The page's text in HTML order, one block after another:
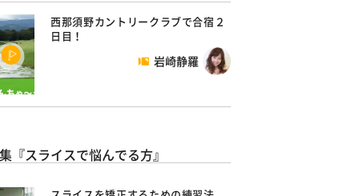
西那須野カントリークラブで合宿２
日目！
岩崎静羅
『スライスで悩んでる方』